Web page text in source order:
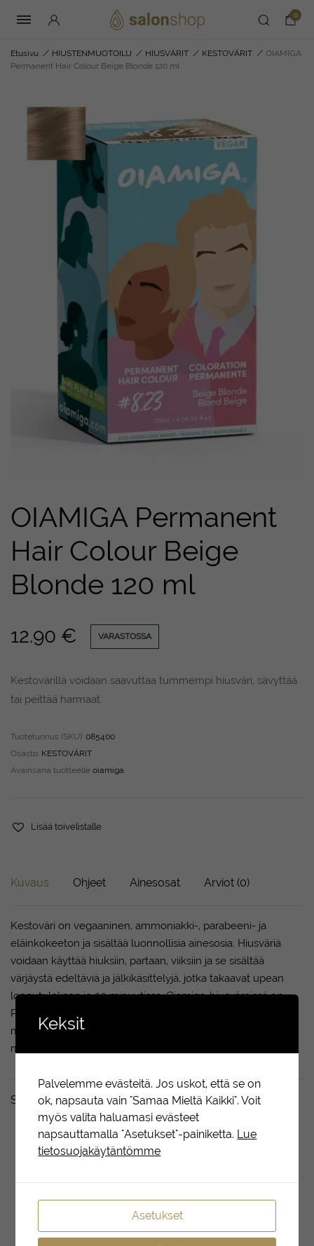
0
Etusivu / HIUSTENMUOTOILU / HIUSVÄRIT / KESTOVÄRIT / OIAMIGA
Permanent Hair Colour Beige Blonde 120 ml
OIAMIGA Permanent
Hair Colour Beige
Blonde 120 ml
12.90 € VARASTOSSA
Kestovärillä voidaan saavuttaa tummempi hiusväri, sävyttää
tai peittää harmaat.
Tuotetunnus (SKU): 085400
Osasto: KESTOVÄRIT
Avainsana tuotteelle oiamiga
Lisää toivelistalle
Kuvaus Ohjeet Ainesosat Arviot (0)
Kestoväri on vegaaninen, ammoniakki-, parabeeni- ja
eläinkokeeton ja sisältää luonnollisia ainesosia. Hiusväriä
voidaan käyttää hiuksiin, partaan, viiksiin ja se sisältää
värjäystä edeltäviä ja jälkikäsittelyjä, jotka takaavat upean
lopputuloksen jo 20 minuutissa. Oiamiga-hiusväreissä on
PPD (kestävä oksidatiivinen pigmentti) alhaisimmalla
mahdollisella tasolla erinomaisen tuloksen saavuttamiseksi,
mikä vähentää reaktion riskiä.
Sopii täydellisesti yhdessä
Keksit
Palvelemme evästeitä. Jos uskot, että se on
ok, napsauta vain "Samaa Mieltä Kaikki". Voit
myös valita haluamasi evästeet
napsauttamalla "Asetukset"-painiketta. Lue
tietosuojakäytäntömme
Asetukset